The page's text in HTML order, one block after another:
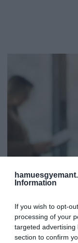
Information
If you wish to opt-
processing of your
targeted
section to confirm
2025. MÁJUS 27. ●